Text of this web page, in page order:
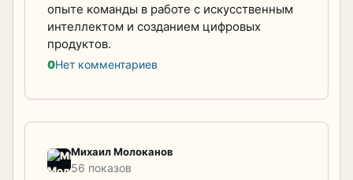
опыте команды в работе с искусственным
интеллектом и созданием цифровых
продуктов.
0Нет комментариев
Михаил Молоканов
56 показов